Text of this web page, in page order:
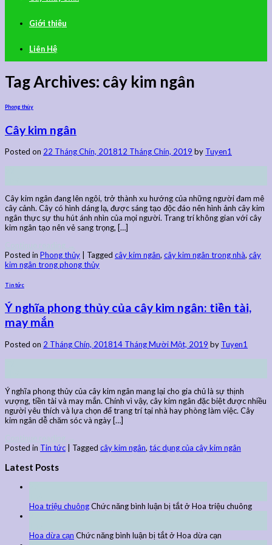
Giới thiệu
Liên Hệ
Tag Archives: cây kim ngân
Phong thủy
Cây kim ngân
Posted on 22 Tháng Chín, 201812 Tháng Chín, 2019 by Tuyen1
Cây kim ngân đang lên ngôi, trở thành xu hướng của những người đam mê
cây cảnh. Cây có hình dáng lạ, được sáng tạo độc đáo nên hình ảnh cây kim
ngân thực sự thu hút ánh nhìn của mọi người. Trang trí không gian với cây
kim ngân tạo nên vẻ sang trọng, […]
Posted in Phong thủy | Tagged cây kim ngân, cây kim ngân trong nhà, cây
kim ngân trong phong thủy
Tin tức
Ý nghĩa phong thủy của cây kim ngân: tiền tài,
may mắn
Posted on 2 Tháng Chín, 201814 Tháng Mười Một, 2019 by Tuyen1
Ý nghĩa phong thủy của cây kim ngân mang lại cho gia chủ là sự thịnh
vượng, tiền tài và may mắn. Chính vì vậy, cây kim ngân đặc biệt được nhiều
người yêu thích và lựa chọn để trang trí tại nhà hay phòng làm việc. Cây
kim ngân dễ chăm sóc và ngày […]
Posted in Tin tức Tagged cây kim ngân, tác dụng của cây kim ngân
Latest Posts
Hoa triệu chuôngChức năng bình luận bị tắtở Hoa triệu chuông
Hoa dừa cạn Chức năng bình luận bị tắtở Hoa dừa cạn